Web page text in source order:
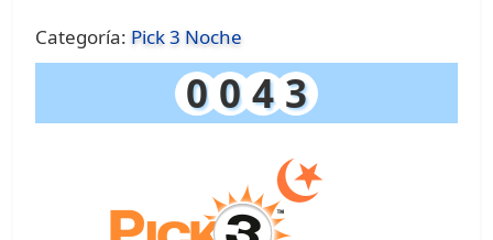
Categoría: Pick 3 Noche
0 0 4 3